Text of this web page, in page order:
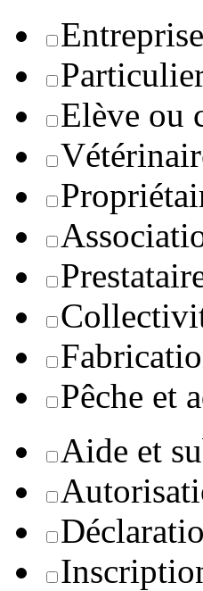
Elève ou
Pêche et
Aide et